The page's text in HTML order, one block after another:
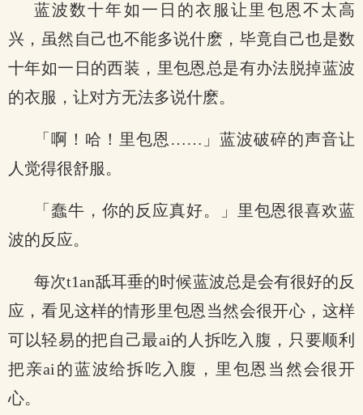
蓝波数十年如一日的衣服让里包恩不太高
兴，虽然自己也不能多说什麽，毕竟自己也是数
十年如一日的西装，里包恩总是有办法脱掉蓝波
的衣服，让对方无法多说什麽。
「啊！哈！里包恩……」蓝波破碎的声音让
人觉得很舒服。
「蠢牛，你的反应真好。」里包恩很喜欢蓝
波的反应。
每次t1an舐耳垂的时候蓝波总是会有很好的反
应，看见这样的情形里包恩当然会很开心，这样
可以轻易的把自己最ai的人拆吃入腹，只要顺利
把亲ai的蓝波给拆吃入腹，里包恩当然会很开
心。